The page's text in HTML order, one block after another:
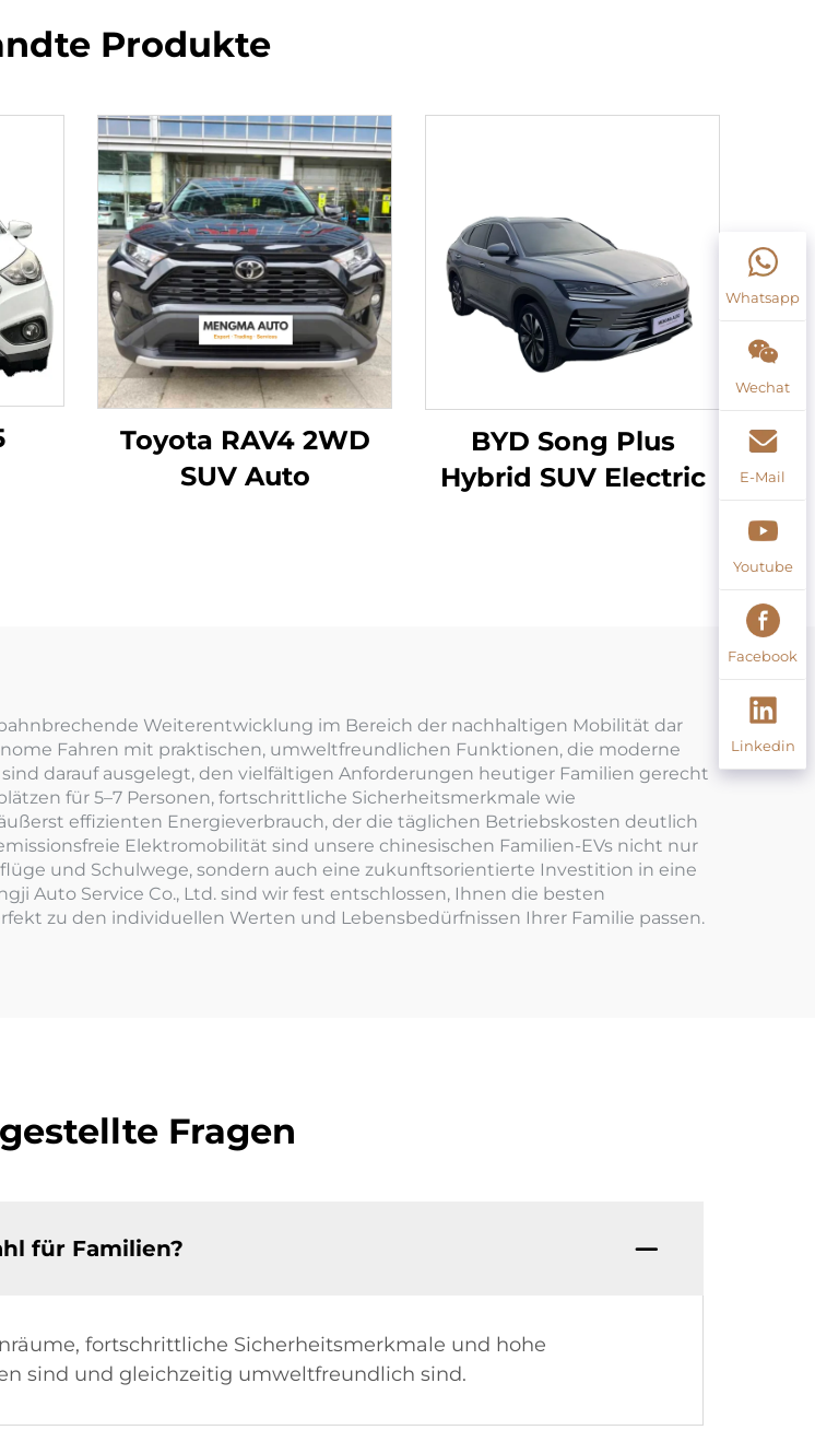
Produkte
Toyota RAV4 2WD
SUV Auto
BYD Song Plus
Hybrid SUV Electric
Weiterentwicklung im Bereich der nachhaltigen Mobilität dar
Fahren mit praktischen, umweltfreundlichen Funktionen, die moderne
darauf ausgelegt, den vielfältigen Anforderungen heutiger Familien gerecht
für 5–7 Personen, fortschrittliche Sicherheitsmerkmale wie
effizienten Energieverbrauch, der die täglichen Betriebskosten deutlich
Elektromobilität sind unsere chinesischen Familien-EVs nicht nur
und Schulwege, sondern auch eine zukunftsorientierte Investition in eine
Auto Service Co., Ltd. sind wir fest entschlossen, Ihnen die besten
zu den individuellen Werten und Lebensbedürfnissen Ihrer Familie passen.
Fragen
für Familien?
fortschrittliche Sicherheitsmerkmale und hohe
sind und gleichzeitig umweltfreundlich sind.
Whatsapp
Wechat
E-Mail
Youtube
Facebook
Linkedin